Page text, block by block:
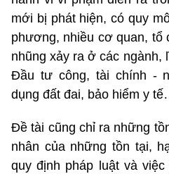
mới bị phát hiện, có quy
phương, nhiều cơ quan, tổ
nhũng xảy ra ở các ngành,
Đầu tư công, tài chính -
dụng đất đai, bảo hiểm y
Đề tài cũng chỉ ra những
nhân của những tồn tại,
quy định pháp luật và